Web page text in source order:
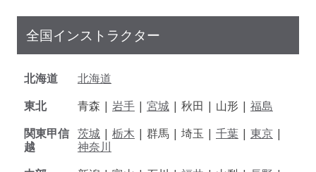
全国インストラクター
北海道
北海道
東北
青森 | 岩手 | 宮城 | 秋田 | 山形 | 福島
関東甲信
越
茨城 | 栃木 | 群馬 | 埼玉 | 千葉 | 東京 |
神奈川